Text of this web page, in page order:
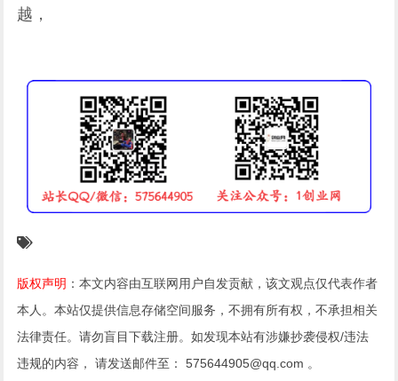
越，
版权声明 ：本文内容由互联网用户自发贡献，该文观点仅代表作者
本人。本站仅提供信息存储空间服务，不拥有所有权，不承担相关
法律责任。请勿盲目下载注册。如发现本站有涉嫌抄袭侵权/违法
违规的内容， 请发送邮件至： 575644905@qq.com 。